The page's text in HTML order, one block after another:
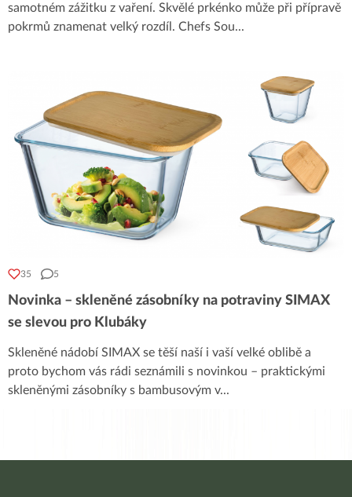
samotném zážitku z vaření. Skvělé prkénko může při přípravě
pokrmů znamenat velký rozdíl. Chefs Sou...
35 5
Novinka – skleněné zásobníky na potraviny SIMAX
se slevou pro Klubáky
Skleněné nádobí SIMAX se těší naší i vaší velké oblibě a
proto bychom vás rádi seznámili s novinkou – praktickými
skleněnými zásobníky s bambusovým v...